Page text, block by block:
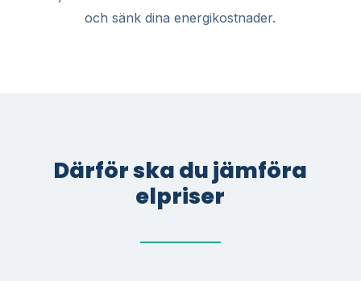
och sänk dina energikostnader.
Därför ska du jämföra
elpriser